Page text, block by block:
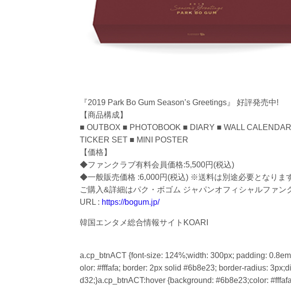
『2019 Park Bo Gum Season’s Greetings』 好評発売中!
【商品構成】
■ OUTBOX ■ PHOTOBOOK ■ DIARY ■ WALL
TICKER SET ■ MINI POSTER
【価格】
◆ファンクラブ有料会員価格:5,500円(税込)
◆一般販売価格 :6,000円(税込) ※送料は別途必要となりま
ご購入&詳細はパク・ボゴム ジャパンオフィシャルファン
URL : https://bogum.jp/
韓国エンタメ総合情報サイトKOARI
a.cp_btnACT {font-size: 124%;width: 300px; padding:
olor: #fffafa; border: 2px solid #6b8e23; border-radius:
d32;}a.cp_btnACT:hover {background: #6b8e23;color: